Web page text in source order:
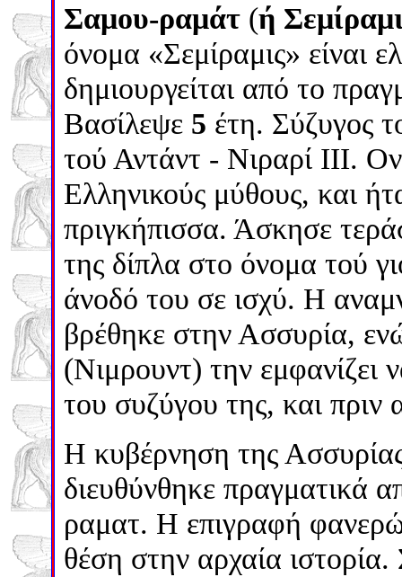
Σαμου-ραμάτ (ή
όνομα «Σεμίραμις» είναι
δημιουργείται από το
Βασίλεψε5 έτη. Σύζυγος
τού Αντάντ - Νιραρί ΙΙΙ.
Ελληνικούς μύθους, και
πριγκήπισσα. Άσκησε
της δίπλα στο όνομα τού
άνοδό του σε ισχύ. Η
βρέθηκε στην Ασσυρία,
(Νιμρουντ) την εμφανίζει
του συζύγου της, και πριν
Η κυβέρνηση της
διευθύνθηκε πραγματικά
ραματ. Η επιγραφή
θέση στην αρχαία